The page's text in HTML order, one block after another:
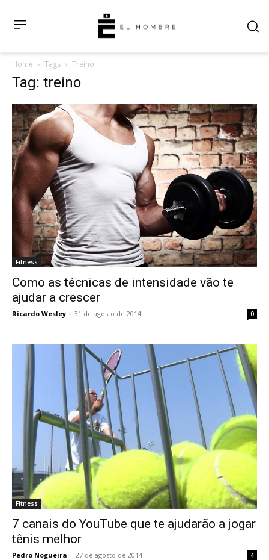
Home Tags Treino
Tag: treino
Fitness
Como as técnicas de intensidade vão te
ajudar a crescer
Ricardo Wesley - 31 de agosto de 2014 0
Fitness
7 canais do YouTube que te ajudarão a jogar
tênis melhor
Pedro Nogueira - 27 de agosto de 2014 4